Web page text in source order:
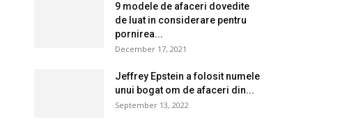
9 modele de afaceri dovedite
de luat in considerare pentru
pornirea...
December 17, 2021
Jeffrey Epstein a folosit numele
unui bogat om de afaceri din...
September 13, 2022